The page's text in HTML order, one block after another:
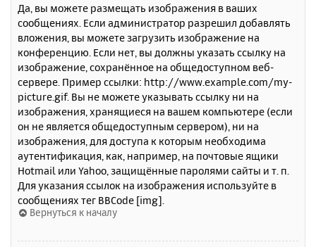
Да, вы можете размещать изображения в ваших
сообщениях. Если администратор разрешил добавлять
вложения, вы можете загрузить изображение на
конференцию. Если нет, вы должны указать ссылку на
изображение, сохранённое на общедоступном веб-
сервере. Пример ссылки: http://www.example.com/my-
picture.gif. Вы не можете указывать ссылку ни на
изображения, хранящиеся на вашем компьютере (если
он не является общедоступным сервером), ни на
изображения, для доступа к которым необходима
аутентификация, как, например, на почтовые ящики
Hotmail или Yahoo, защищённые паролями сайты и т. п.
Для указания ссылок на изображения используйте в
сообщениях тег BBCode [img].
Вернуться к началу